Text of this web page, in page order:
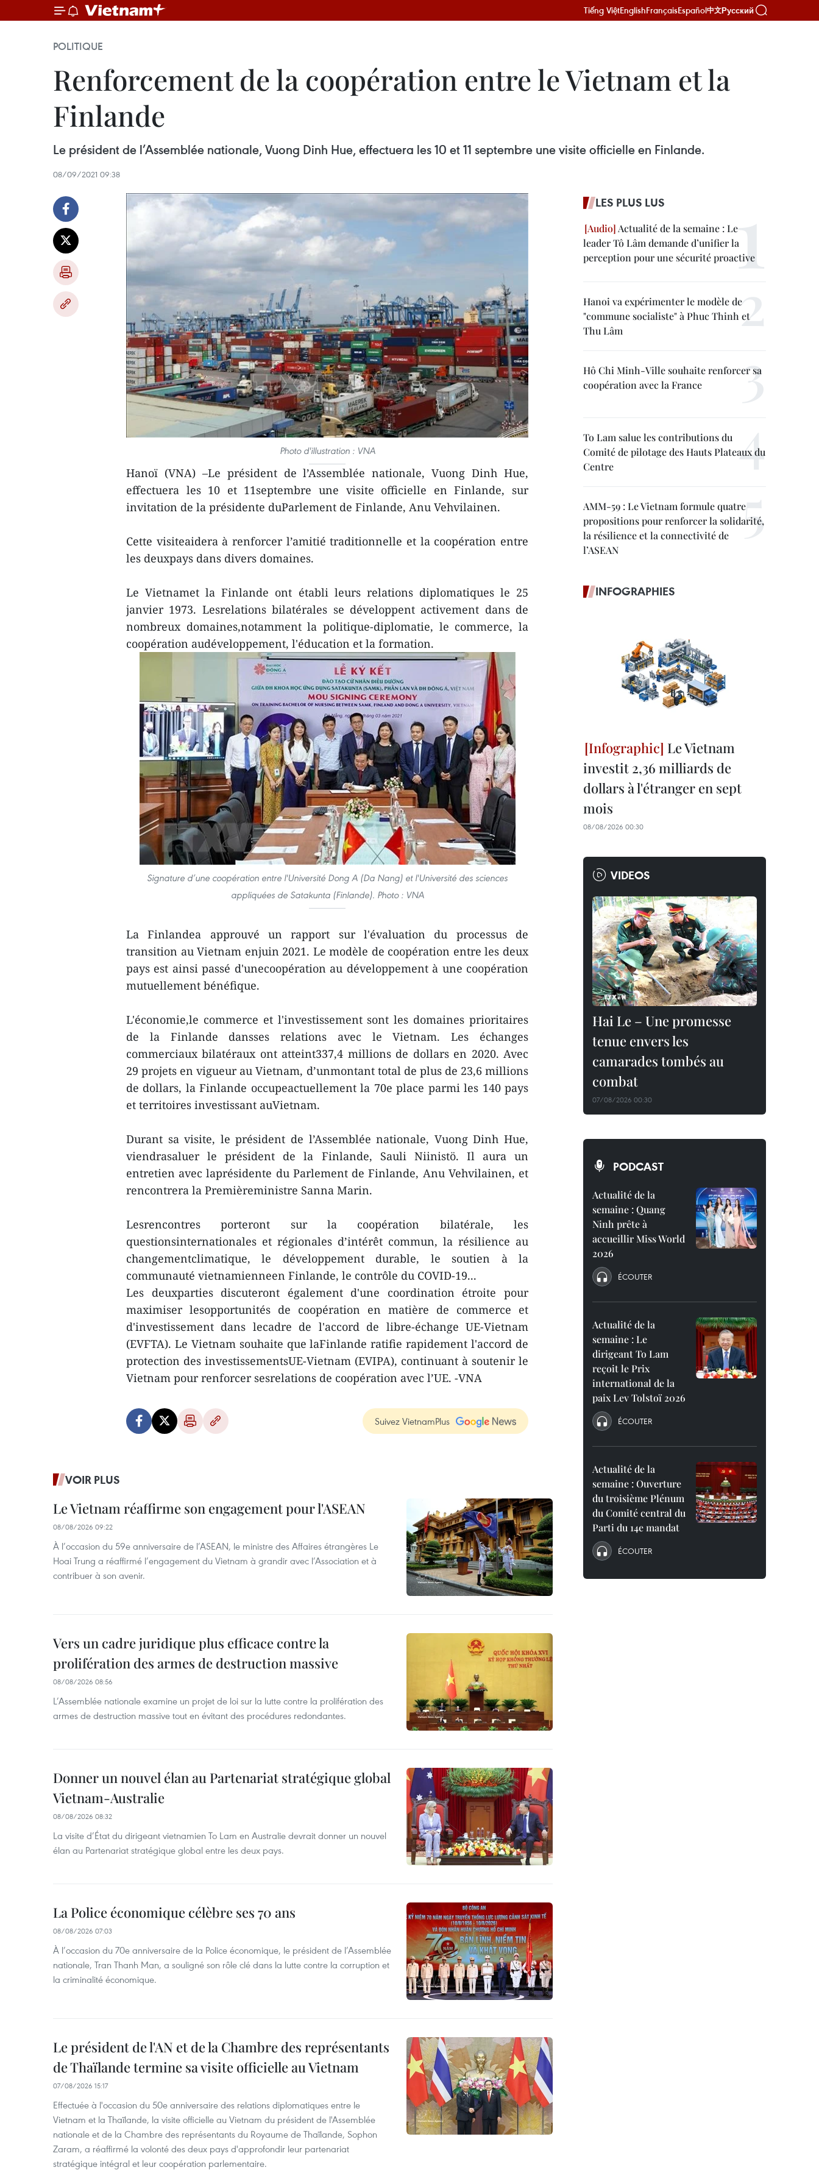
Tiếng ViệtEnglishFrançaisEspañol中文Русский
POLITIQUE
Renforcement de la coopération entre le Vietnam et la
Finlande
Le président de l’Assemblée nationale, Vuong Dinh Hue, effectuera les 10 et 11 septembre une visite officielle en Finlande.
08/09/2021 09:38
Photo d'illustration : VNA
Hanoï (VNA) –Le président de l’Assemblée nationale, Vuong Dinh Hue,
effectuera les 10 et 11septembre une visite officielle en Finlande, sur
invitation de la présidente duParlement de Finlande, Anu Vehvilainen.
Cette visiteaidera à renforcer l’amitié traditionnelle et la coopération entre
les deuxpays dans divers domaines.
Le Vietnamet la Finlande ont établi leurs relations diplomatiques le 25
janvier 1973. Lesrelations bilatérales se développent activement dans de
nombreux domaines,notamment la politique-diplomatie, le commerce, la
coopération audéveloppement, l'éducation et la formation.
Signature d’une coopération entre l'Université Dong A (Da Nang) et l'Université des sciences
appliquées de Satakunta (Finlande). Photo : VNA
La Finlandea approuvé un rapport sur l'évaluation du processus de
transition au Vietnam enjuin 2021. Le modèle de coopération entre les deux
pays est ainsi passé d'unecoopération au développement à une coopération
mutuellement bénéfique.
L'économie,le commerce et l'investissement sont les domaines prioritaires
de la Finlande dansses relations avec le Vietnam. Les échanges
commerciaux bilatéraux ont atteint337,4 millions de dollars en 2020. Avec
29 projets en vigueur au Vietnam, d’unmontant total de plus de 23,6 millions
de dollars, la Finlande occupeactuellement la 70e place parmi les 140 pays
et territoires investissant auVietnam.
Durant sa visite, le président de l’Assemblée nationale, Vuong Dinh Hue,
viendrasaluer le président de la Finlande, Sauli Niinistö. Il aura un
entretien avec laprésidente du Parlement de Finlande, Anu Vehvilainen, et
rencontrera la Premièreministre Sanna Marin.
Lesrencontres porteront sur la coopération bilatérale, les
questionsinternationales et régionales d’intérêt commun, la résilience au
changementclimatique, le développement durable, le soutien à la
communauté vietnamienneen Finlande, le contrôle du COVID-19...
Les deuxparties discuteront également d'une coordination étroite pour
maximiser lesopportunités de coopération en matière de commerce et
d'investissement dans lecadre de l'accord de libre-échange UE-Vietnam
(EVFTA). Le Vietnam souhaite que laFinlande ratifie rapidement l'accord de
protection des investissementsUE-Vietnam (EVIPA), continuant à soutenir le
Vietnam pour renforcer sesrelations de coopération avec l’UE. -VNA
Suivez VietnamPlus
VOIR PLUS
Le Vietnam réaffirme son engagement pour l'ASEAN
08/08/2026 09:22
À l’occasion du 59e anniversaire de l’ASEAN, le ministre des Affaires étrangères Le
Hoai Trung a réaffirmé l’engagement du Vietnam à grandir avec l’Association et à
contribuer à son avenir.
Vers un cadre juridique plus efficace contre la
prolifération des armes de destruction massive
08/08/2026 08:56
L’Assemblée nationale examine un projet de loi sur la lutte contre la prolifération des
armes de destruction massive tout en évitant des procédures redondantes.
Donner un nouvel élan au Partenariat stratégique global
Vietnam-Australie
08/08/2026 08:32
La visite d’État du dirigeant vietnamien To Lam en Australie devrait donner un nouvel
élan au Partenariat stratégique global entre les deux pays.
La Police économique célèbre ses 70 ans
08/08/2026 07:03
À l’occasion du 70e anniversaire de la Police économique, le président de l’Assemblée
nationale, Tran Thanh Man, a souligné son rôle clé dans la lutte contre la corruption et
la criminalité économique.
Le président de l'AN et de la Chambre des représentants
de Thaïlande termine sa visite officielle au Vietnam
07/08/2026 15:17
Effectuée à l'occasion du 50e anniversaire des relations diplomatiques entre le
Vietnam et la Thaïlande, la visite officielle au Vietnam du président de l'Assemblée
nationale et de la Chambre des représentants du Royaume de Thaïlande, Sophon
Zaram, a réaffirmé la volonté des deux pays d'approfondir leur partenariat
stratégique intégral et leur coopération parlementaire.
LES PLUS LUS
Actualité de la semaine : Le
leader Tô Lâm demande d’unifier la
perception pour une sécurité proactive
Hanoi va expérimenter le modèle de
"commune socialiste" à Phuc Thinh et
Thu Lâm
Hô Chi Minh-Ville souhaite renforcer sa
coopération avec la France
To Lam salue les contributions du
Comité de pilotage des Hauts Plateaux du
Centre
AMM-59 : Le Vietnam formule quatre
propositions pour renforcer la solidarité,
la résilience et la connectivité de
l’ASEAN
INFOGRAPHIES
Le Vietnam
investit 2,36 milliards de
dollars à l'étranger en sept
mois
08/08/2026 00:30
VIDEOS
Hai Le – Une promesse
tenue envers les
camarades tombés au
combat
07/08/2026 00:30
PODCAST
Actualité de la
semaine : Quang
Ninh prête à
accueillir Miss World
2026
ÉCOUTER
Actualité de la
semaine : Le
dirigeant To Lam
reçoit le Prix
international de la
paix Lev Tolstoï 2026
ÉCOUTER
Actualité de la
semaine : Ouverture
du troisième Plénum
du Comité central du
Parti du 14e mandat
ÉCOUTER